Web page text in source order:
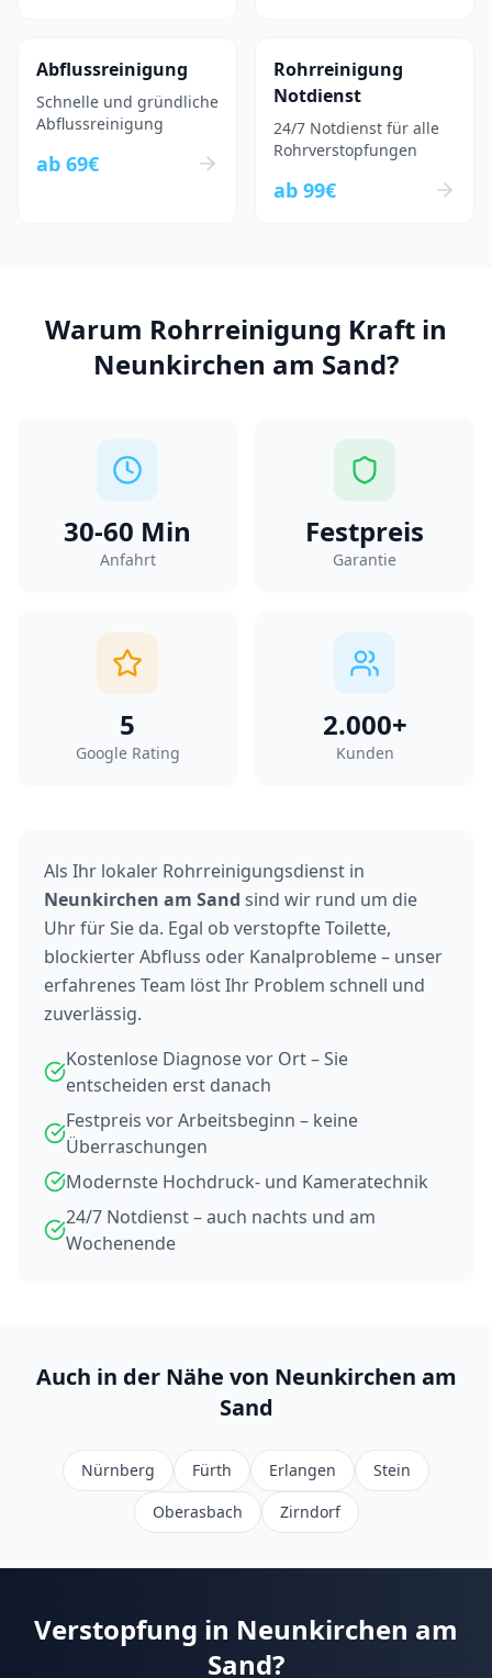
Abflussreinigung
Schnelle und gründliche
Abflussreinigung
ab 69€
Rohrreinigung
Notdienst
24/7 Notdienst für alle
Rohrverstopfungen
ab 99€
Warum Rohrreinigung Kraft in
Neunkirchen am Sand?
30-60 Min
Anfahrt
Festpreis
Garantie
5
Google Rating
2.000+
Kunden
Als Ihr lokaler Rohrreinigungsdienst in
Neunkirchen am Sand sind wir rund um die
Uhr für Sie da. Egal ob verstopfte Toilette,
blockierter Abfluss oder Kanalprobleme – unser
erfahrenes Team löst Ihr Problem schnell und
zuverlässig.
Kostenlose Diagnose vor Ort – Sie
entscheiden erst danach
Festpreis vor Arbeitsbeginn – keine
Überraschungen
Modernste Hochdruck- und Kameratechnik
24/7 Notdienst – auch nachts und am
Wochenende
Auch in der Nähe von Neunkirchen am
Sand
Nürnberg Fürth Erlangen
Stein
Oberasbach
Zirndorf
Verstopfung in Neunkirchen am
Sand?